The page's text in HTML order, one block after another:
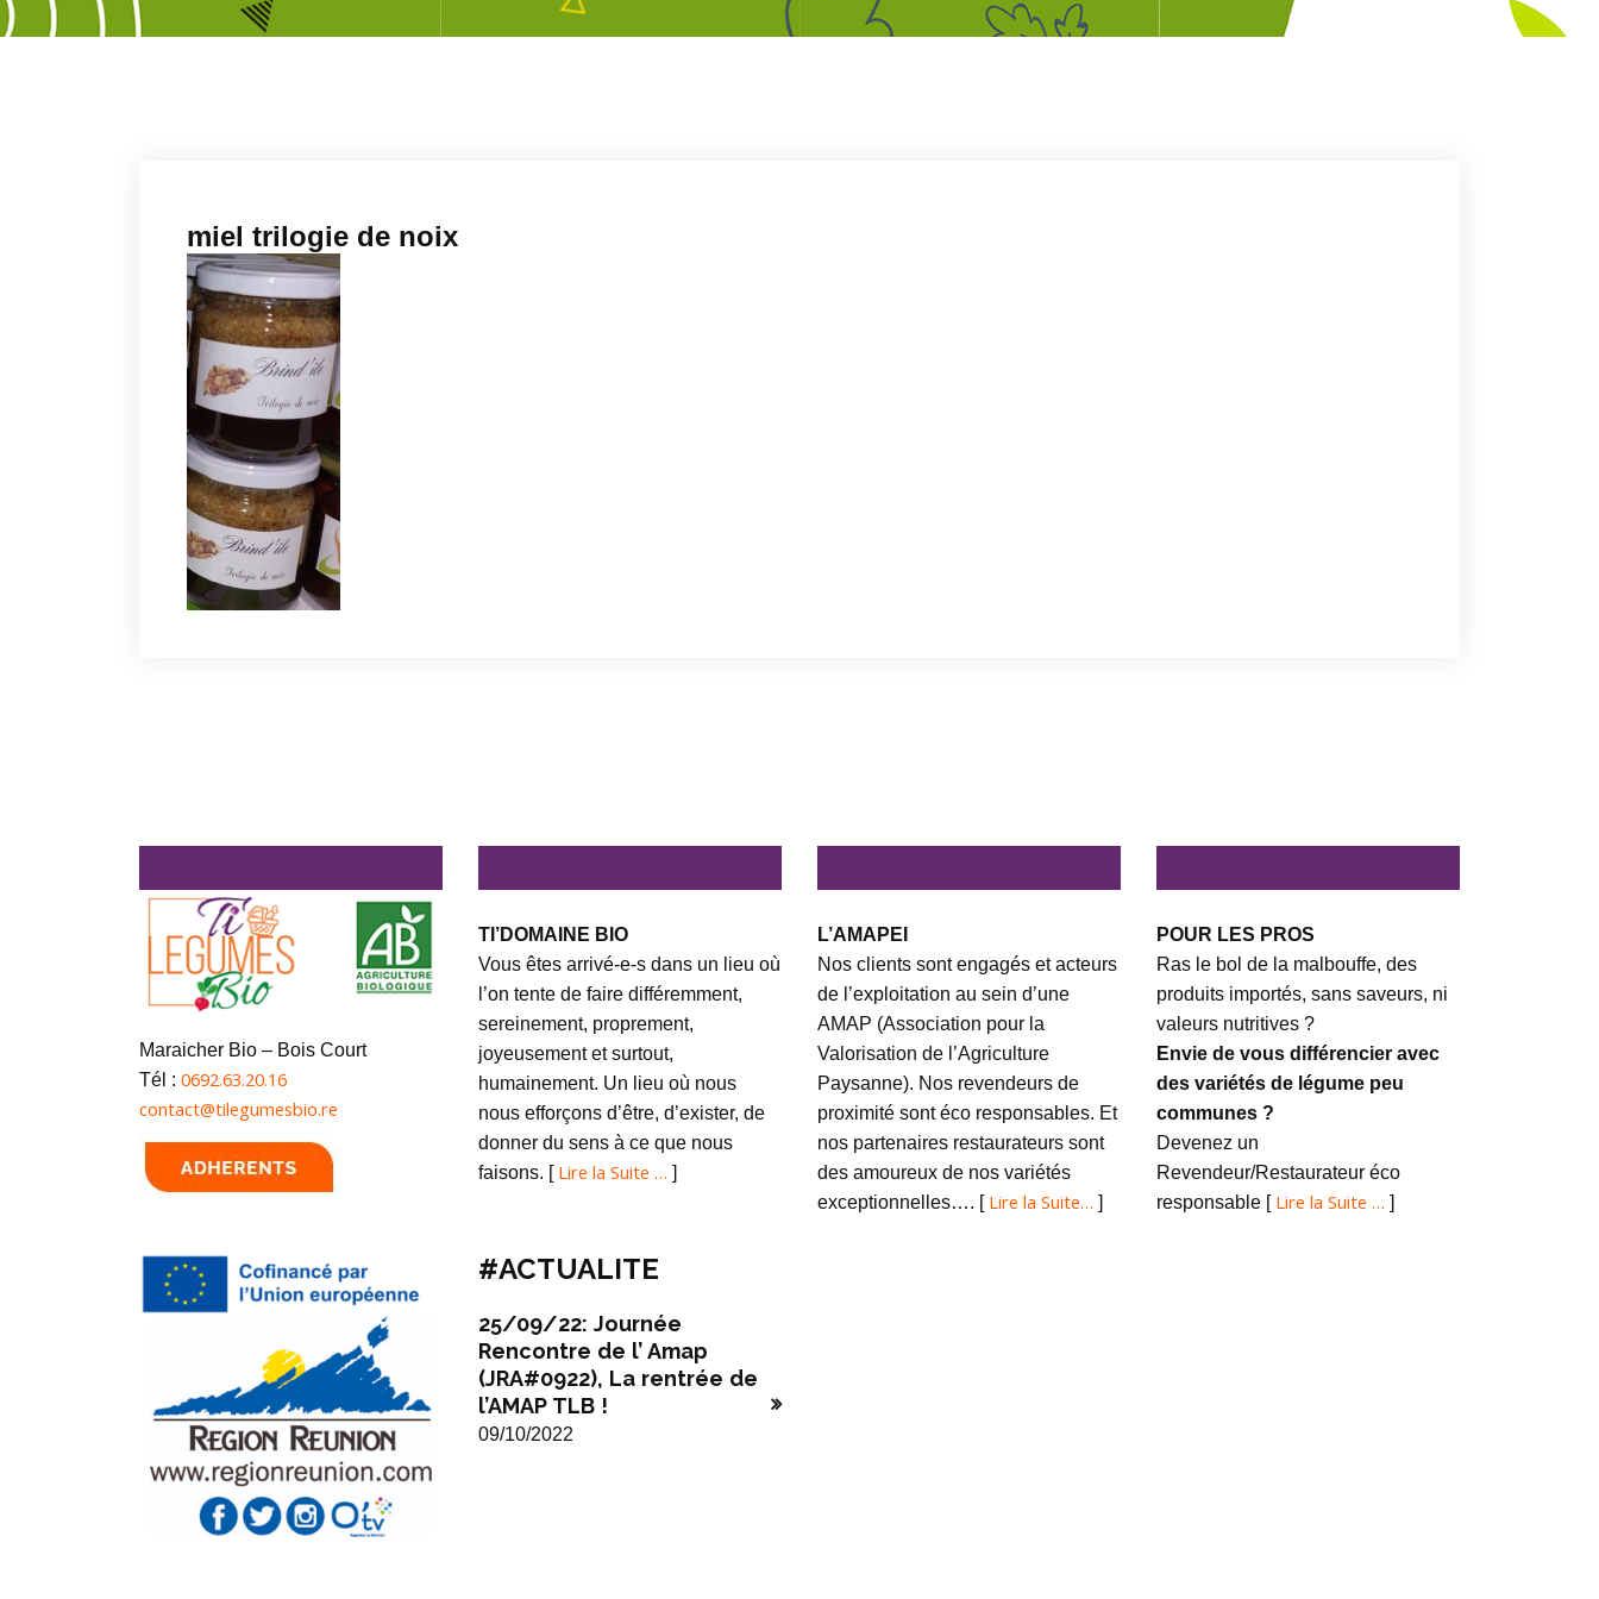
miel trilogie de noix
Maraicher Bio – Bois Court
Tél : 0692.63.20.16
contact@tilegumesbio.re
TI’DOMAINE BIO
Vous êtes arrivé-e-s dans un lieu où
l’on tente de faire différemment,
sereinement, proprement,
joyeusement et surtout,
humainement. Un lieu où nous
nous efforçons d’être, d’exister, de
donner du sens à ce que nous
faisons. [ Lire la Suite … ]
L’AMAPEI
Nos clients sont engagés et acteurs
de l’exploitation au sein d’une
AMAP (Association pour la
Valorisation de l’Agriculture
Paysanne). Nos revendeurs de
proximité sont éco responsables. Et
nos partenaires restaurateurs sont
des amoureux de nos variétés
exceptionnelles…. [ Lire la Suite… ]
POUR LES PROS
Ras le bol de la malbouffe, des
produits importés, sans saveurs, ni
valeurs nutritives ?
Envie de vous différencier avec
des variétés de légume peu
communes ?
Devenez un
Revendeur/Restaurateur éco
responsable [ Lire la Suite … ]
#ACTUALITE
25/09/22: Journée
Rencontre de l’ Amap
(JRA#0922), La rentrée de
l’AMAP TLB !
09/10/2022